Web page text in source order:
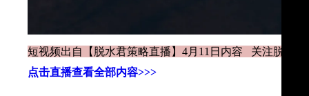
短视频出自【脱水君策略直播】4月11日内容 关注脱水
点击直播查看全部内容>>>